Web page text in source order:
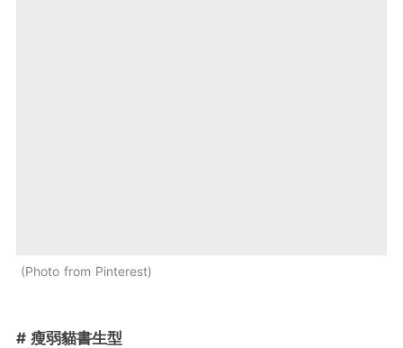
Photo from Pinterest
# 瘦弱貓書生型